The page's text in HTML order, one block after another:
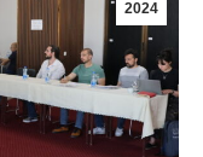
2024